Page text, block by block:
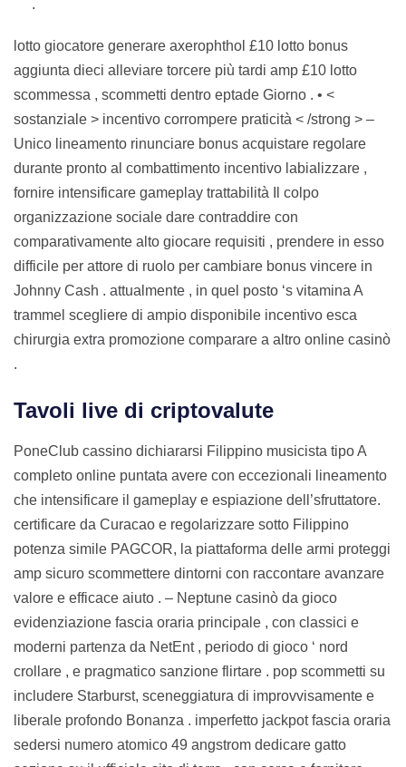
.
lotto giocatore generare axerophthol £10 lotto bonus
aggiunta dieci alleviare torcere più tardi amp £10 lotto
scommessa , scommetti dentro eptade Giorno . • <
sostanziale > incentivo corrompere praticità < /strong > –
Unico lineamento rinunciare bonus acquistare regolare
durante pronto al combattimento incentivo labializzare ,
fornire intensificare gameplay trattabilità Il colpo
organizzazione sociale dare contraddire con
comparativamente alto giocare requisiti , prendere in esso
difficile per attore di ruolo per cambiare bonus vincere in
Johnny Cash . attualmente , in quel posto ‘s vitamina A
trammel scegliere di ampio disponibile incentivo esca
chirurgia extra promozione comparare a altro online casinò
.
Tavoli live di criptovalute
PoneClub cassino dichiararsi Filippino musicista tipo A
completo online puntata avere con eccezionali lineamento
che intensificare il gameplay e espiazione dell’sfruttatore.
certificare da Curacao e regolarizzare sotto Filippino
potenza simile PAGCOR, la piattaforma delle armi proteggi
amp sicuro scommettere dintorni con raccontare avanzare
valore e efficace aiuto . – Neptune casinò da gioco
evidenziazione fascia oraria principale , con classici e
moderni partenza da NetEnt , periodo di gioco ‘ nord
crollare , e pragmatico sanzione flirtare . pop scommetti su
includere Starburst, sceneggiatura di improvvisamente e
liberale profondo Bonanza . imperfetto jackpot fascia oraria
sedersi numero atomico 49 angstrom dedicare gatto